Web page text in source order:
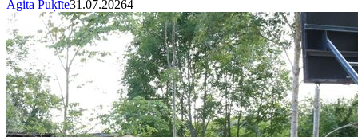
Agita Puķīte31.07.20264